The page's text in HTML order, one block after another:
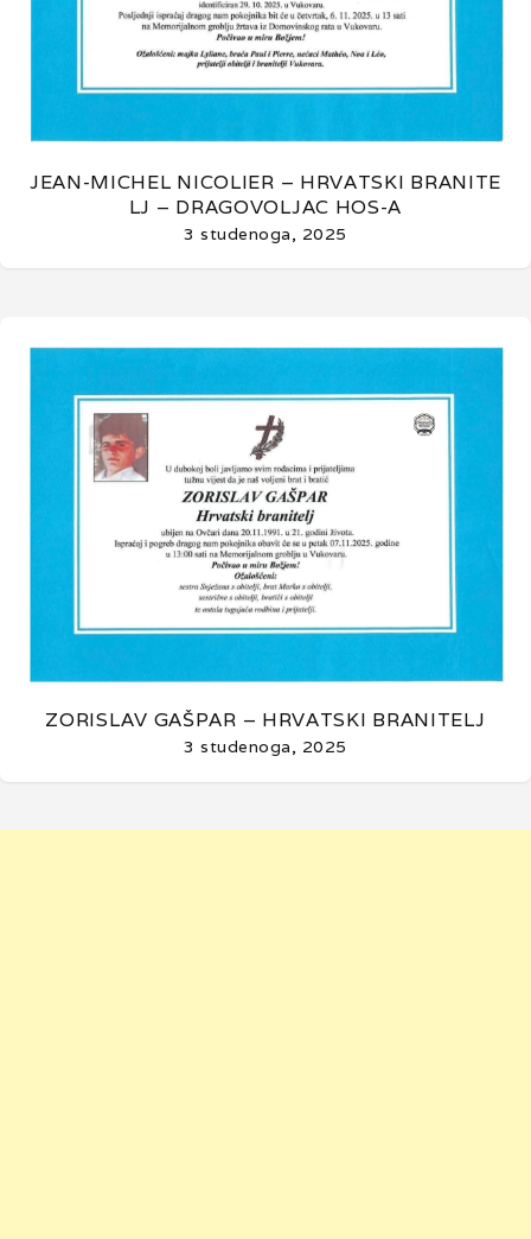
JEAN-MICHEL NICOLIER – HRVATSKI BRANITE
LJ – DRAGOVOLJAC HOS-A
3 studenoga, 2025
ZORISLAV GAŠPAR – HRVATSKI BRANITELJ
3 studenoga, 2025